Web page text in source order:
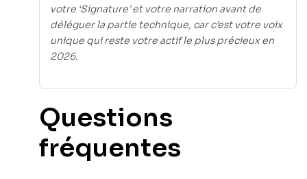
votre ‘Signature’ et votre narration avant de
déléguer la partie technique, car c’est votre voix
unique qui reste votre actif le plus précieux en
2026.
Questions
fréquentes